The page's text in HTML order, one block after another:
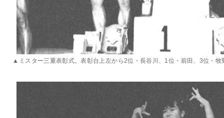
▲ミスター三重表彰式。表彰台上左から2位・長谷川、1位・前田、3位・牧